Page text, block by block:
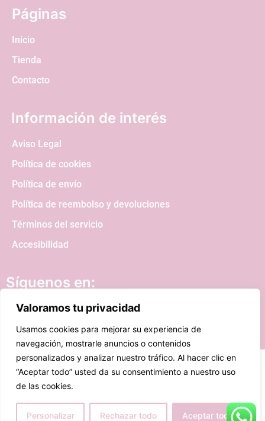
Valoramos tu privacidad
Usamos cookies para mejorar su experiencia de
navegación, mostrarle anuncios o contenidos
personalizados y analizar nuestro tráfico. Al hacer clic en
“Aceptar todo” usted da su consentimiento a nuestro uso
de las cookies.
Personalizar Rechazar todo Aceptar todo
Páginas
Inicio
Tienda
Contacto
Información de interés
Aviso Legal
Política de cookies
Política de envío
Política de reembolso y devoluciones
Términos del servicio
Accesibilidad
Síguenos en:
Copyright © 2023 Merceria Isabel Lencería.
Reservados todos los derechos.Diseño web realizado